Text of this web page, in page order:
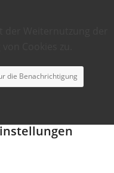
die Benachrichtigung